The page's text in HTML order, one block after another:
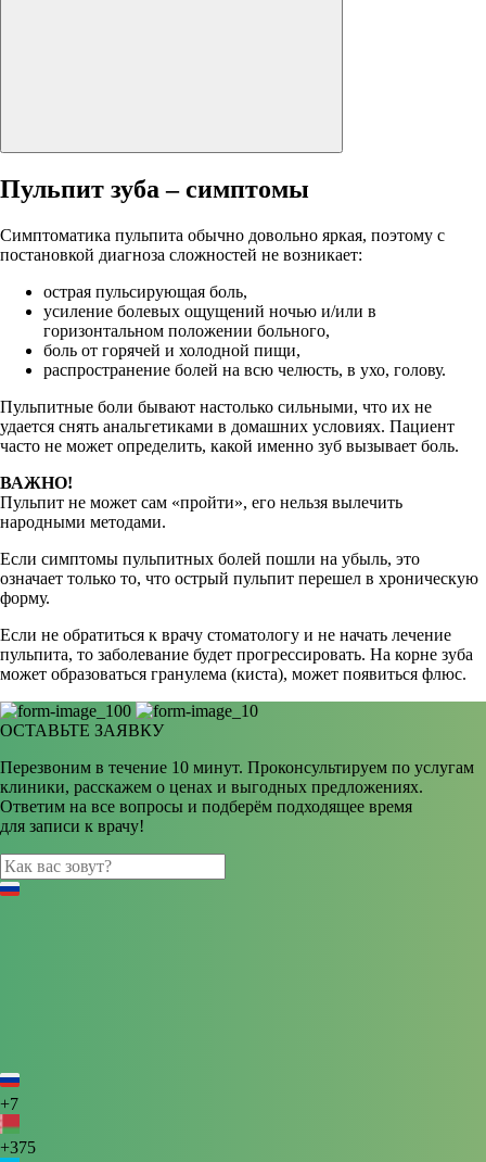
Пульпит зуба – симптомы
Симптоматика пульпита обычно довольно яркая, поэтому с
постановкой диагноза сложностей не возникает:
острая пульсирующая боль,
усиление болевых ощущений ночью и/или в
горизонтальном положении больного,
боль от горячей и холодной пищи,
распространение болей на всю челюсть, в ухо, голову.
Пульпитные боли бывают настолько сильными, что их не
удается снять анальгетиками в домашних условиях. Пациент
часто не может определить, какой именно зуб вызывает боль.
ВАЖНО!
Пульпит не может сам «пройти», его нельзя вылечить
народными методами.
Если симптомы пульпитных болей пошли на убыль, это
означает только то, что острый пульпит перешел в хроническую
форму.
Если не обратиться к врачу стоматологу и не начать лечение
пульпита, то заболевание будет прогрессировать. На корне зуба
может образоваться гранулема (киста), может появиться флюс.
ОСТАВЬТЕ ЗАЯВКУ
Перезвоним в течение 10 минут. Проконсультируем по услугам
клиники, расскажем о ценах и выгодных предложениях.
Ответим на все вопросы и подберём подходящее время
для записи к врачу!
+7
+375